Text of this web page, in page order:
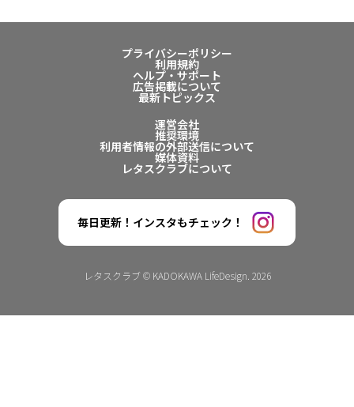
プライバシーポリシー
利用規約
ヘルプ・サポート
広告掲載について
最新トピックス
運営会社
推奨環境
利用者情報の外部送信について
媒体資料
レタスクラブについて
毎日更新！インスタもチェック！
レタスクラブ © KADOKAWA LifeDesign. 2026